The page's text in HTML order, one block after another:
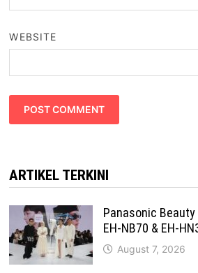
WEBSITE
ARTIKEL TERKINI
Panasonic
EH-NB70 & EH-
August 7, 2026